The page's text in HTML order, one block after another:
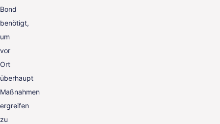
Bond
benötigt,
um
vor
Ort
überhaupt
Maßnahmen
ergreifen
zu